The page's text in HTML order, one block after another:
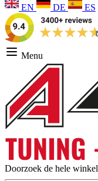
EN
DE ES
Menu
Doorzoek de hele winkel